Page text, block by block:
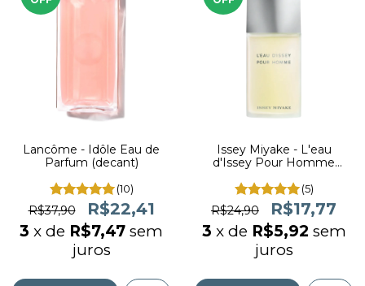
Lancôme - Idôle Eau de
Parfum (decant)
(10)
R$37,90 R$22,41
3 x de R$7,47 sem
juros
Issey Miyake - L'eau
d'Issey Pour Homme
(5)
R$24,90 R$17,77
3 x de R$5,92 sem
juros